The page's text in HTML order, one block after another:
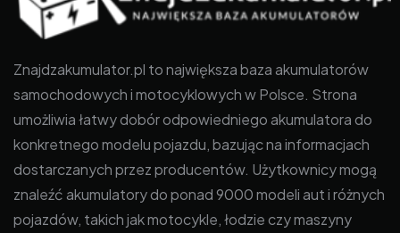
Znajdzakumulator.pl to największa baza akumulatorów
samochodowych i motocyklowych w Polsce. Strona
umożliwia łatwy dobór odpowiedniego akumulatora do
konkretnego modelu pojazdu, bazując na informacjach
dostarczanych przez producentów. Użytkownicy mogą
znaleźć akumulatory do ponad 9000 modeli aut i różnych
pojazdów, takich jak motocykle, łodzie czy maszyny